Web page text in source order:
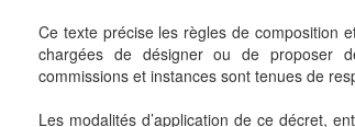
Ce texte précise les règles de composition
chargées de désigner ou de proposer
commissions et instances sont tenues de
Les modalités d’application de ce décret,